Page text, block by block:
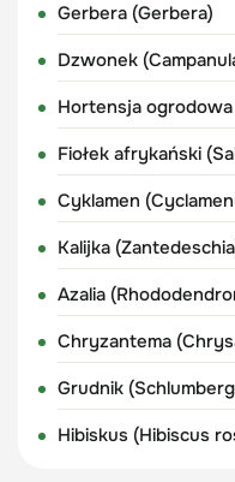
Gerbera (Gerbera)
Dzwonek
Hortensja
Fiołek afrykański
Cyklamen
Kalijka
Azalia
Chryzantema
Grudnik
Hibiskus (Hibiscus